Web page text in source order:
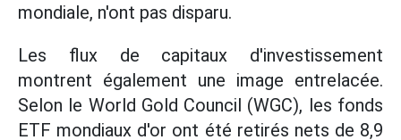
mondiale, n'ont pas disparu.
Les flux de capitaux d'investissement
montrent également une image entrelacée.
Selon le World Gold Council (WGC), les fonds
ETF mondiaux d'or ont été retirés nets de 8,9